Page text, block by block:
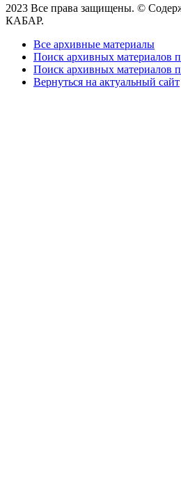
2023 Все права защищены. ©
КАБАР.
Все архивные материалы
Поиск архивных материалов
Поиск архивных материалов
Вернуться на актуальный сайт